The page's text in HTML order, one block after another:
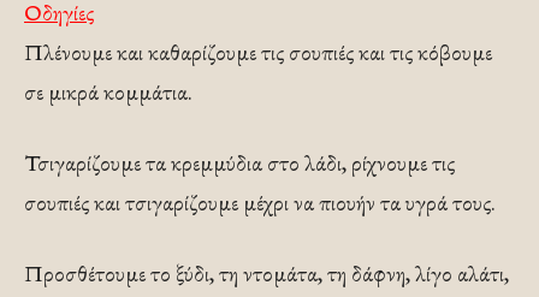
Οδηγίες
Πλένουμε και καθαρίζουμε τις σουπιές και τις κόβουμε
σε μικρά κομμάτια.
Τσιγαρίζουμε τα κρεμμύδια στο λάδι, ρίχνουμε τις
σουπιές και τσιγαρίζουμε μέχρι να πιουήν τα υγρά τους.
Προσθέτουμε το ξύδι, τη ντομάτα, τη δάφνη, λίγο αλάτι,